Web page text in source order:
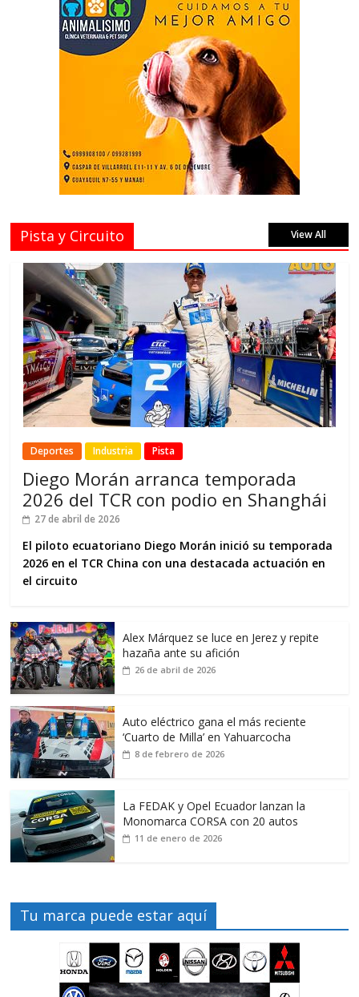
Pista y Circuito View All
Deportes Industria Pista
Diego Morán arranca temporada
2026 del TCR con podio en Shanghái
27 de abril de 2026
El piloto ecuatoriano Diego Morán inició su temporada
2026 en el TCR China con una destacada actuación en
el circuito
Alex Márquez se luce en Jerez y repite
hazaña ante su afición
26 de abril de 2026
Auto eléctrico gana el más reciente
‘Cuarto de Milla’ en Yahuarcocha
8 de febrero de 2026
La FEDAK y Opel Ecuador lanzan la
Monomarca CORSA con 20 autos
11 de enero de 2026
Tu marca puede estar aquí